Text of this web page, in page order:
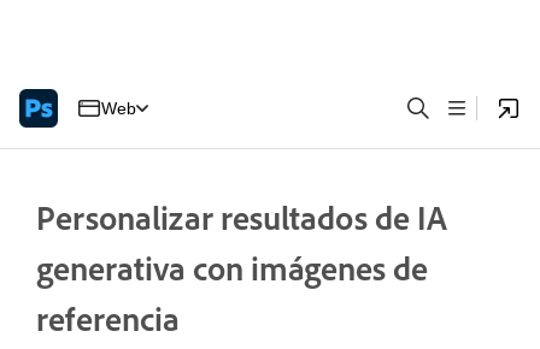
Web
Personalizar resultados de IA
generativa con imágenes de
referencia